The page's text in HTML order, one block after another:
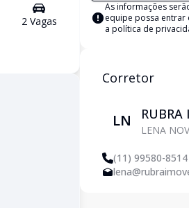
2Vagas
As informações
equipe possa
a política de
Corretor
LN RUBRA
LENA
(11) 99580-8514